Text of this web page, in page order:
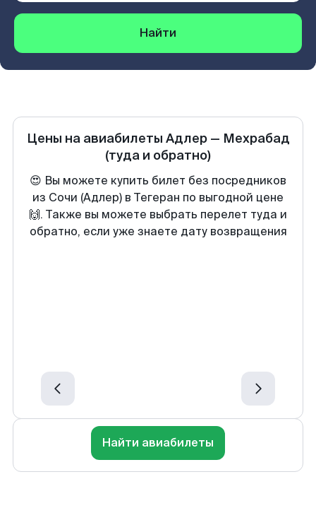
Найти
Цены на авиабилеты Адлер— Мехрабад
(туда и обратно)
😍 Вы можете купить билет без посредников
из Сочи (Адлер) в Тегеран по выгодной цене
🙌. Также вы можете выбрать перелет туда и
обратно, если уже знаете дату возвращения
Найти авиабилеты